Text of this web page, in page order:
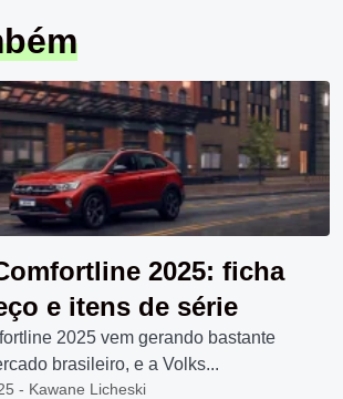
2025: ficha
e itens de série
2025 vem gerando bastante
brasileiro, e a Volks...
- Kawane Licheski